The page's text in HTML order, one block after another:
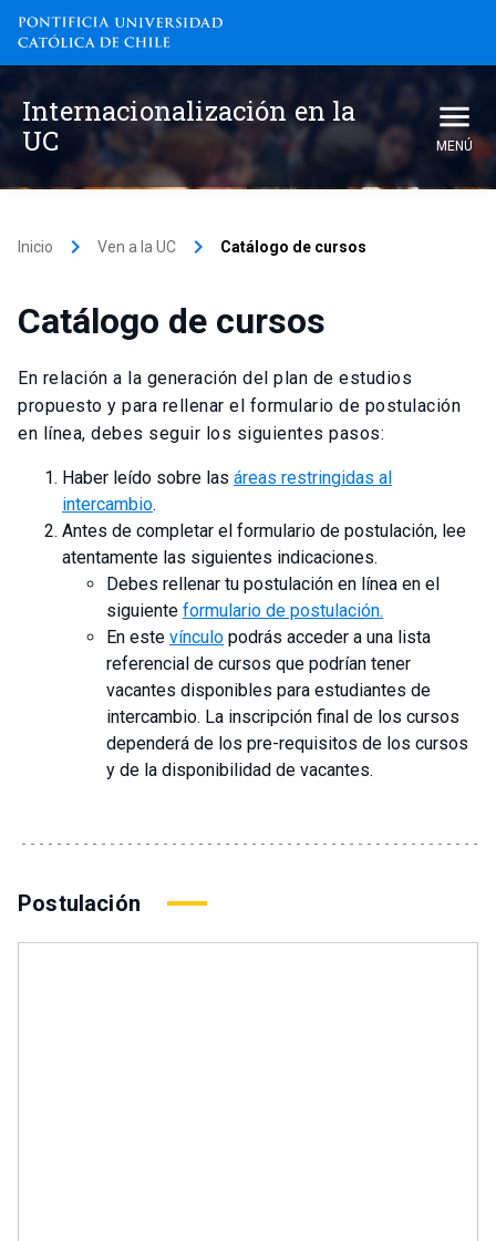
Internacionalización en la
UC
MENÚ
Inicio keyboard_arrow_right Ven a la UC keyboard_arrow_right Catálogo de cursos
Catálogo de cursos
En relación a la generación del plan de estudios
propuesto y para rellenar el formulario de postulación
en línea, debes seguir los siguientes pasos:
Haber leído sobre las áreas restringidas al
intercambio.
Antes de completar el formulario de postulación, lee
atentamente las siguientes indicaciones.
Debes rellenar tu postulación en línea en el
siguiente formulario de postulación.
En este vínculo podrás acceder a una lista
referencial de cursos que podrían tener
vacantes disponibles para estudiantes de
intercambio. La inscripción final de los cursos
dependerá de los pre-requisitos de los cursos
y de la disponibilidad de vacantes.
Postulación